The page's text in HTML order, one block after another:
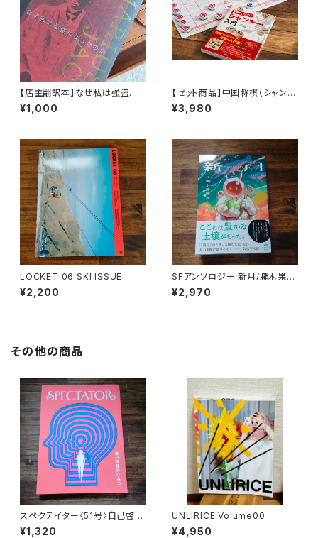
【店主翻訳本】なぜ私は強盗に
なったのか マリウスジェイコブ
（moonlight books vol.1）
¥1,000
【セット商品】中国将棋（シャンチ
ー）+ 強くなる!シャンチー入門
¥3,980
LOCKET 06 SKI ISSUE
¥2,200
SFアンソロジー 新月/朧木果樹
園の軌跡
¥2,970
その他の商品
スペクテイター〈51号〉自己啓発
のひみつ
¥1,320
UNLIRICE Volume00
¥4,950